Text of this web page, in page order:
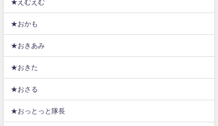
★えむえむ
★おかも
★おきあみ
★おきた
★おさる
★おっとっと隊長